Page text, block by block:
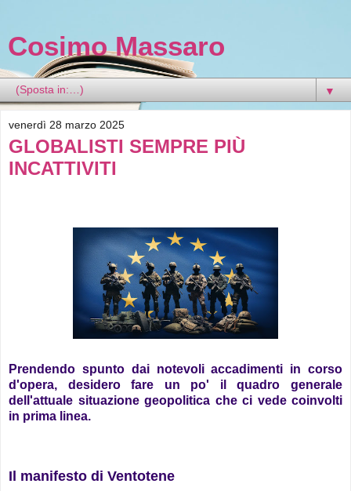
Cosimo Massaro
▼
venerdì 28 marzo 2025
GLOBALISTI SEMPRE PIÙ
INCATTIVITI
Prendendo spunto dai notevoli accadimenti in corso
d'opera, desidero fare un po' il quadro generale
dell'attuale situazione geopolitica che ci vede coinvolti
in prima linea.
Il manifesto di Ventotene